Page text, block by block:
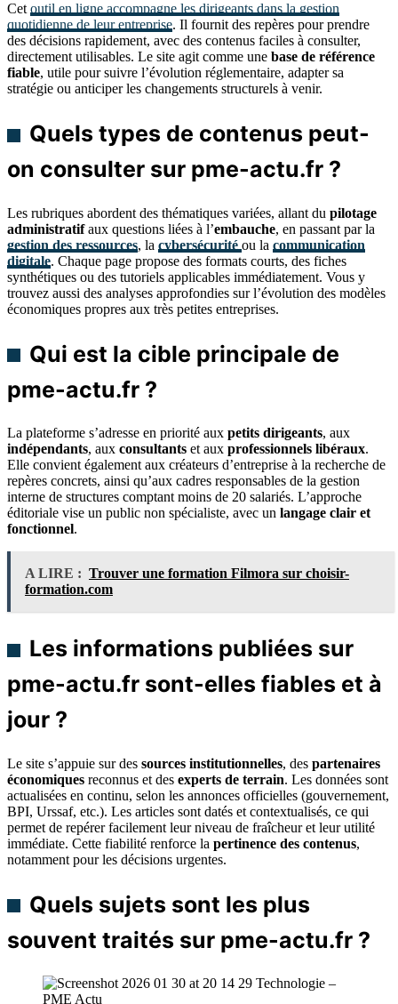
Cet outil en ligne accompagne les dirigeants dans la gestion
quotidienne de leur entreprise. Il fournit des repères pour prendre
des décisions rapidement, avec des contenus faciles à consulter,
directement utilisables. Le site agit comme une base de référence
fiable, utile pour suivre l’évolution réglementaire, adapter sa
stratégie ou anticiper les changements structurels à venir.
Quels types de contenus peut-
on consulter sur pme-actu.fr ?
Les rubriques abordent des thématiques variées, allant du pilotage
administratifaux questions liées à l’embauche, en passant par la
gestion des ressources, la cybersécurité ou la communication
digitale. Chaque page propose des formats courts, des fiches
synthétiques ou des tutoriels applicables immédiatement. Vous y
trouvez aussi des analyses approfondies sur l’évolution des modèles
économiques propres aux très petites entreprises.
Qui est la cible principale de
pme-actu.fr ?
La plateforme s’adresse en priorité aux petits dirigeants, aux
indépendants, aux consultants et aux professionnels libéraux.
Elle convient également aux créateurs d’entreprise à la recherche de
repères concrets, ainsi qu’aux cadres responsables de la gestion
interne de structures comptant moins de 20 salariés. L’approche
éditoriale vise un public non spécialiste, avec un langage clair et
fonctionnel.
A LIRE : Trouver une formation Filmora sur choisir-
formation.com
Les informations publiées sur
pme-actu.fr sont-elles fiables et à
jour ?
Le site s’appuie sur des sources institutionnelles, des partenaires
économiques reconnus et des experts de terrain. Les données sont
actualisées en continu, selon les annonces officielles (gouvernement,
BPI, Urssaf, etc.). Les articles sont datés et contextualisés, ce qui
permet de repérer facilement leur niveau de fraîcheur et leur utilité
immédiate. Cette fiabilité renforce la pertinence des contenus,
notamment pour les décisions urgentes.
Quels sujets sont les plus
souvent traités sur pme-actu.fr ?